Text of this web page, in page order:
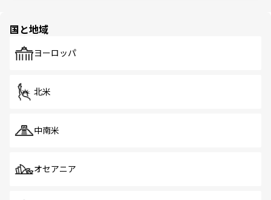
で、ホーカーズは地元の風情を楽しめる外せないスポット
国と地域
ヨーロッパ
北米
中南米
オセアニア